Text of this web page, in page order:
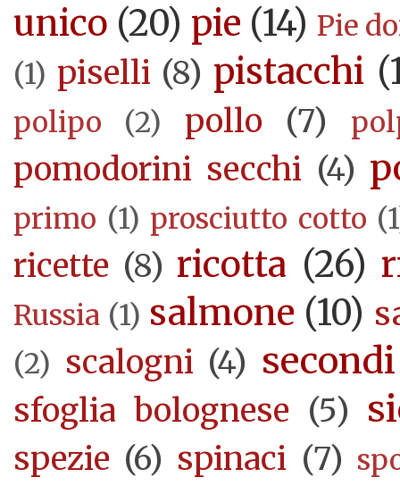
unico (20) pie (14) Pie
(1) piselli (8) pistacchi
polipo (2) pollo (7)
pomodorini secchi (4)
primo (1) prosciutto cotto
ricette (8) ricotta (26)
Russia (1) salmone (10)
(2) scalogni (4) secondi
sfoglia bolognese (5)
spezie (6) spinaci (7)